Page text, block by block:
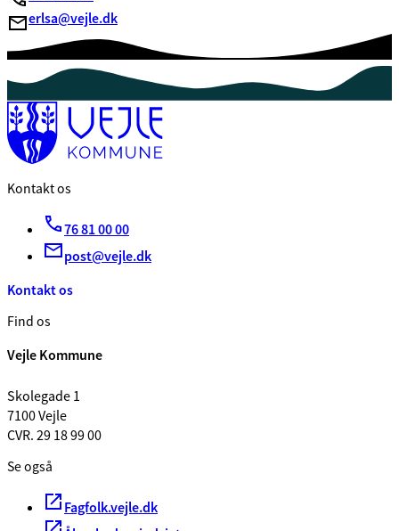
erlsa@vejle.dk
Kontakt os
76 81 00 00
post@vejle.dk
Kontakt os
Find os
Vejle Kommune
Skolegade 1
7100 Vejle
CVR. 29 18 99 00
Se også
Fagfolk.vejle.dk